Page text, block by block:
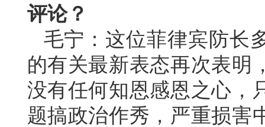
评论？
毛宁：这位菲律宾防长
的有关最新表态再次表明
没有任何知恩感恩之心，
题搞政治作秀，严重损害